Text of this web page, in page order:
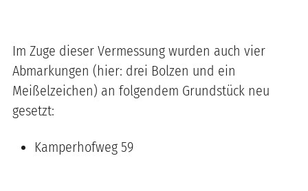
Im Zuge dieser Vermessung wurden auch vier
Abmarkungen (hier: drei Bolzen und ein
Meißelzeichen) an folgendem Grundstück neu
gesetzt:
Kamperhofweg 59